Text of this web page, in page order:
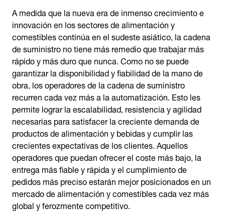
A medida que la nueva era de inmenso crecimiento e
innovación en los sectores de alimentación y
comestibles continúa en el sudeste asiático, la cadena
de suministro no tiene más remedio que trabajar más
rápido y más duro que nunca. Como no se puede
garantizar la disponibilidad y fiabilidad de la mano de
obra, los operadores de la cadena de suministro
recurren cada vez más a la automatización. Esto les
permite lograr la escalabilidad, resistencia y agilidad
necesarias para satisfacer la creciente demanda de
productos de alimentación y bebidas y cumplir las
crecientes expectativas de los clientes. Aquellos
operadores que puedan ofrecer el coste más bajo, la
entrega más fiable y rápida y el cumplimiento de
pedidos más preciso estarán mejor posicionados en un
mercado de alimentación y comestibles cada vez más
global y ferozmente competitivo.